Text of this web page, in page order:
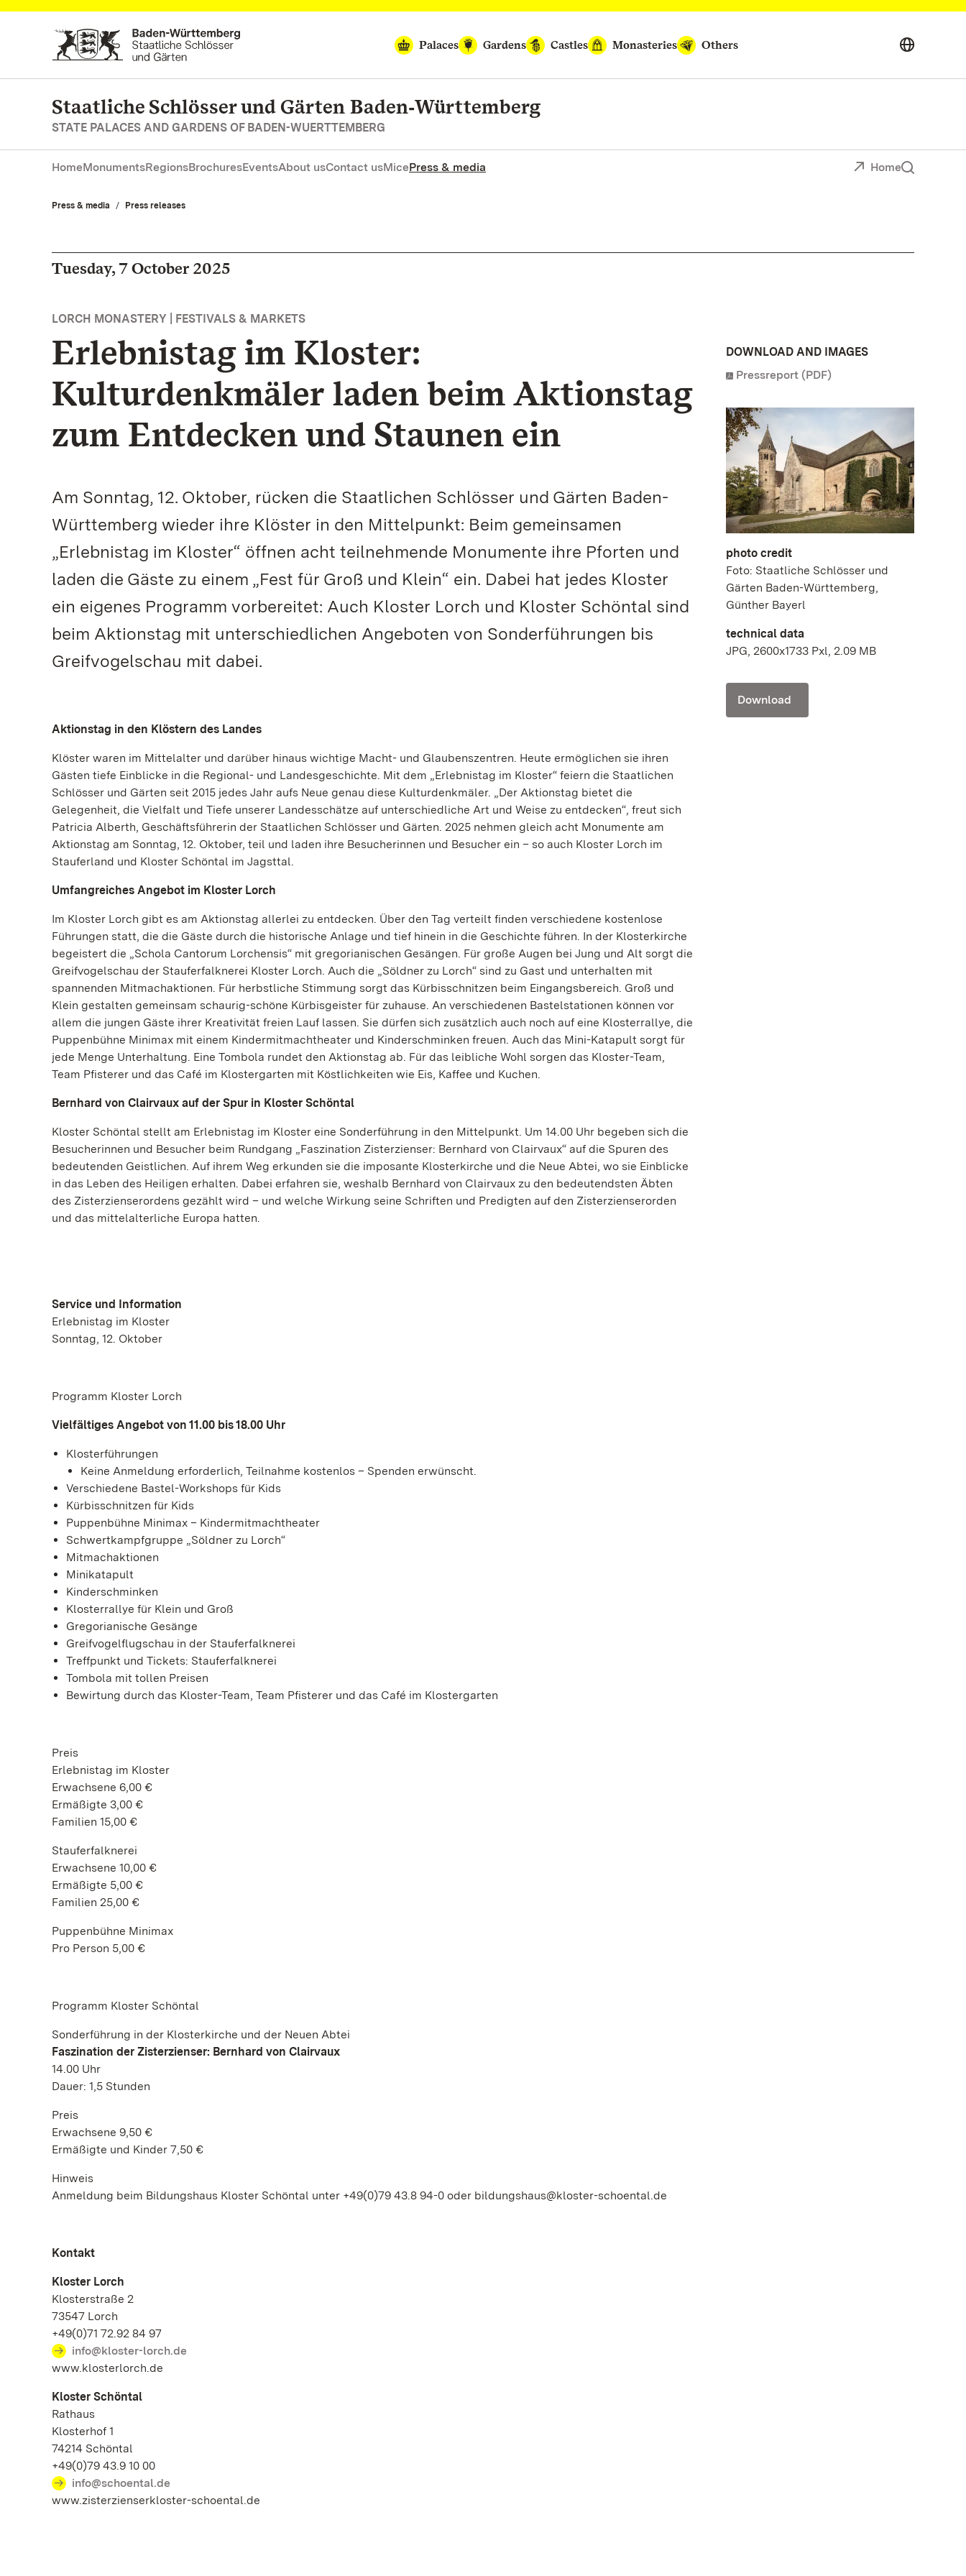
Navigate to main page
Palaces
Gardens Castles Monasteries Others
Staatliche Schlösser und Gärten Baden‑Württemberg
STATE PALACES AND GARDENS OF BADEN-WUERTTEMBERG
HomeMonumentsRegionsBrochuresEventsAbout usContact usMicePress & media Home
Press & media Press releases
Tuesday, 7 October 2025
LORCH MONASTERY | FESTIVALS & MARKETS
Erlebnistag im Kloster:
Kulturdenkmäler laden beim Aktionstag
zum Entdecken und Staunen ein
Am Sonntag, 12. Oktober, rücken die Staatlichen Schlösser und Gärten Baden-
Württemberg wieder ihre Klöster in den Mittelpunkt: Beim gemeinsamen
„Erlebnistag im Kloster“ öffnen acht teilnehmende Monumente ihre Pforten und
laden die Gäste zu einem „Fest für Groß und Klein“ ein. Dabei hat jedes Kloster
ein eigenes Programm vorbereitet: Auch Kloster Lorch und Kloster Schöntal sind
beim Aktionstag mit unterschiedlichen Angeboten von Sonderführungen bis
Greifvogelschau mit dabei.
Aktionstag in den Klöstern des Landes
Klöster waren im Mittelalter und darüber hinaus wichtige Macht- und Glaubenszentren. Heute ermöglichen sie ihren
Gästen tiefe Einblicke in die Regional- und Landesgeschichte. Mit dem „Erlebnistag im Kloster“ feiern die Staatlichen
Schlösser und Gärten seit 2015 jedes Jahr aufs Neue genau diese Kulturdenkmäler. „Der Aktionstag bietet die
Gelegenheit, die Vielfalt und Tiefe unserer Landesschätze auf unterschiedliche Art und Weise zu entdecken“, freut sich
Patricia Alberth, Geschäftsführerin der Staatlichen Schlösser und Gärten. 2025 nehmen gleich acht Monumente am
Aktionstag am Sonntag, 12. Oktober, teil und laden ihre Besucherinnen und Besucher ein – so auch Kloster Lorch im
Stauferland und Kloster Schöntal im Jagsttal.
Umfangreiches Angebot im Kloster Lorch
Im Kloster Lorch gibt es am Aktionstag allerlei zu entdecken. Über den Tag verteilt finden verschiedene kostenlose
Führungen statt, die die Gäste durch die historische Anlage und tief hinein in die Geschichte führen. In der Klosterkirche
begeistert die „Schola Cantorum Lorchensis“ mit gregorianischen Gesängen. Für große Augen bei Jung und Alt sorgt die
Greifvogelschau der Stauferfalknerei Kloster Lorch. Auch die „Söldner zu Lorch“ sind zu Gast und unterhalten mit
spannenden Mitmachaktionen. Für herbstliche Stimmung sorgt das Kürbisschnitzen beim Eingangsbereich. Groß und
Klein gestalten gemeinsam schaurig-schöne Kürbisgeister für zuhause. An verschiedenen Bastelstationen können vor
allem die jungen Gäste ihrer Kreativität freien Lauf lassen. Sie dürfen sich zusätzlich auch noch auf eine Klosterrallye, die
Puppenbühne Minimax mit einem Kindermitmachtheater und Kinderschminken freuen. Auch das Mini-Katapult sorgt für
jede Menge Unterhaltung. Eine Tombola rundet den Aktionstag ab. Für das leibliche Wohl sorgen das Kloster-Team,
Team Pfisterer und das Café im Klostergarten mit Köstlichkeiten wie Eis, Kaffee und Kuchen.
Bernhard von Clairvaux auf der Spur in Kloster Schöntal
Kloster Schöntal stellt am Erlebnistag im Kloster eine Sonderführung in den Mittelpunkt. Um 14.00 Uhr begeben sich die
Besucherinnen und Besucher beim Rundgang „Faszination Zisterzienser: Bernhard von Clairvaux“ auf die Spuren des
bedeutenden Geistlichen. Auf ihrem Weg erkunden sie die imposante Klosterkirche und die Neue Abtei, wo sie Einblicke
in das Leben des Heiligen erhalten. Dabei erfahren sie, weshalb Bernhard von Clairvaux zu den bedeutendsten Äbten
des Zisterzienserordens gezählt wird – und welche Wirkung seine Schriften und Predigten auf den Zisterzienserorden
und das mittelalterliche Europa hatten.
Service und Information
Erlebnistag im Kloster
Sonntag, 12. Oktober
Programm Kloster Lorch
Vielfältiges Angebot von 11.00 bis 18.00 Uhr
Klosterführungen
Keine Anmeldung erforderlich, Teilnahme kostenlos – Spenden erwünscht.
Verschiedene Bastel-Workshops für Kids
Kürbisschnitzen für Kids
Puppenbühne Minimax – Kindermitmachtheater
Schwertkampfgruppe „Söldner zu Lorch“
Mitmachaktionen
Minikatapult
Kinderschminken
Klosterrallye für Klein und Groß
Gregorianische Gesänge
Greifvogelflugschau in der Stauferfalknerei
Treffpunkt und Tickets: Stauferfalknerei
Tombola mit tollen Preisen
Bewirtung durch das Kloster-Team, Team Pfisterer und das Café im Klostergarten
Preis
Erlebnistag im Kloster
Erwachsene 6,00 €
Ermäßigte 3,00 €
Familien 15,00 €
Stauferfalknerei
Erwachsene 10,00 €
Ermäßigte 5,00 €
Familien 25,00 €
Puppenbühne Minimax
Pro Person 5,00 €
Programm Kloster Schöntal
Sonderführung in der Klosterkirche und der Neuen Abtei
Faszination der Zisterzienser: Bernhard von Clairvaux
14.00 Uhr
Dauer: 1,5 Stunden
Preis
Erwachsene 9,50 €
Ermäßigte und Kinder 7,50 €
Hinweis
Anmeldung beim Bildungshaus Kloster Schöntal unter +49(0)79 43.8 94-0 oder bildungshaus@kloster-schoental.de
Kontakt
Kloster Lorch
Klosterstraße 2
73547 Lorch
+49(0)71 72.92 84 97
info@kloster-lorch.de
www.klosterlorch.de
Kloster Schöntal
Rathaus
Klosterhof 1
74214 Schöntal
+49(0)79 43.9 10 00
info@schoental.de
www.zisterzienserkloster-schoental.de
DOWNLOAD AND IMAGES
Pressreport (PDF)
photo credit
Foto: Staatliche Schlösser und
Gärten Baden-Württemberg,
Günther Bayerl
technical data
JPG, 2600x1733 Pxl, 2.09 MB
Download